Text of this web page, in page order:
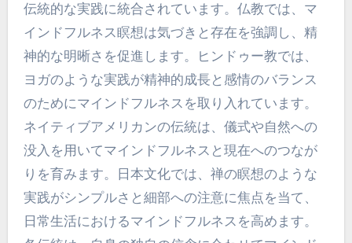
伝統的な実践に統合されています。仏教では、マ
インドフルネス瞑想は気づきと存在を強調し、精
神的な明晰さを促進します。ヒンドゥー教では、
ヨガのような実践が精神的成長と感情のバランス
のためにマインドフルネスを取り入れています。
ネイティブアメリカンの伝統は、儀式や自然への
没入を用いてマインドフルネスと現在へのつなが
りを育みます。日本文化では、禅の瞑想のような
実践がシンプルさと細部への注意に焦点を当て、
日常生活におけるマインドフルネスを高めます。